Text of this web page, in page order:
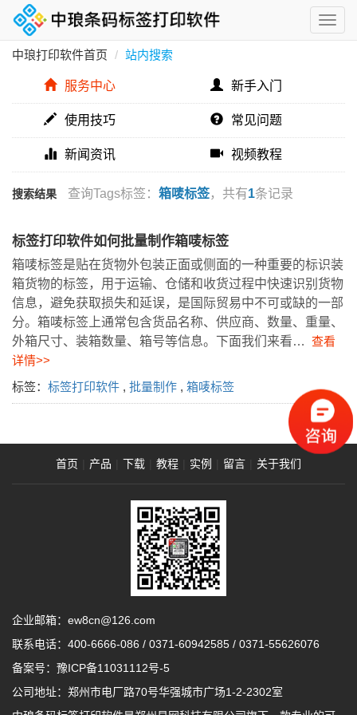
中琅打印软件首页 站内搜索
服务中心 新手入门
使用技巧 常见问题
新闻资讯 视频教程
搜索结果 查询Tags标签： 箱唛标签，共有1条记录
标签打印软件如何批量制作箱唛标签
箱唛标签是贴在货物外包装正面或侧面的一种重要的标识装
箱货物的标签，用于运输、仓储和收货过程中快速识别货物
信息，避免获取损失和延误，是国际贸易中不可或缺的一部
分。箱唛标签上通常包含货品名称、供应商、数量、重量、
外箱尺寸、装箱数量、箱号等信息。下面我们来看… 查看
详情>>
标签： 标签打印软件 , 批量制作 , 箱唛标签
首页 产品 下载 教程 实例 留言 关于我们
企业邮箱：ew8cn@126.com
联系电话： 400-6666-086 / 0371-60942585 / 0371-55626076
备案号： 豫ICP备11031112号-5
公司地址：郑州市电厂路70号华强城市广场1-2-2302室